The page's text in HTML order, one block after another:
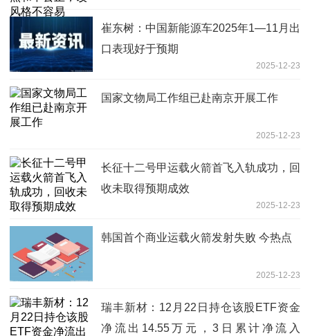
崔东树：中国新能源车2025年1—11月出
口表现好于预期
2025-12-23
国家文物局工作组已赴南京开展工作
2025-12-23
长征十二号甲运载火箭首飞入轨成功，回
收未取得预期成效
2025-12-23
韩国首个商业运载火箭发射失败 今热点
2025-12-23
瑞丰新材：12月22日持仓该股ETF资金
净流出14.55万元，3日累计净流入